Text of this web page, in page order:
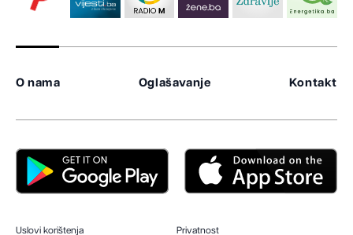
O nama Oglašavanje Kontakt
Uslovi korištenja Privatnost